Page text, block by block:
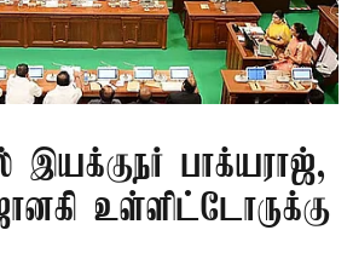
இயக்குநர் பாக்யராஜ்,
உள்ளிட்டோருக்கு